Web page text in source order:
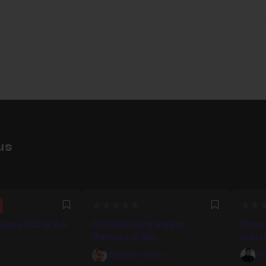
Favori
SQL de A à
Favori
Formation Data analyst :
Maîtrisez le SQL
Sébastien Daviot